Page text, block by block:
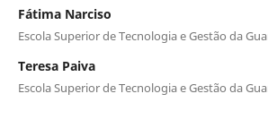
Fátima Narciso
Escola Superior de Tecnologia e Gestão da
Teresa Paiva
Escola Superior de Tecnologia e Gestão da